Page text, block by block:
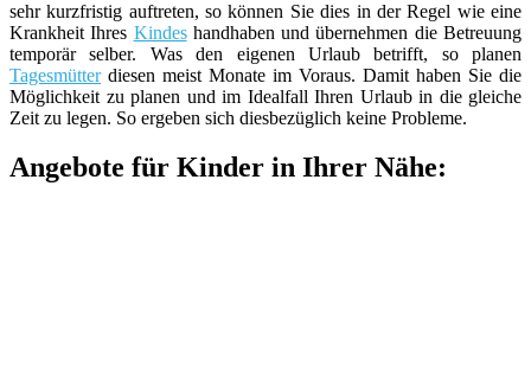
sehr kurzfristig auftreten, so können Sie dies in der Regel wie eine
Krankheit Ihres Kindeshandhaben und übernehmen die Betreuung
temporär selber. Was den eigenen Urlaub betrifft, so planen
Tagesmütterdiesen meist Monate im Voraus. Damit haben Sie die
Möglichkeit zu planen und im Idealfall Ihren Urlaub in die gleiche
Zeit zu legen. So ergeben sich diesbezüglich keine Probleme.
Angebote für Kinder in Ihrer Nähe: